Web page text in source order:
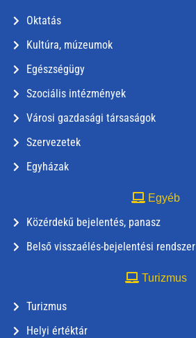
Oktatás
Kultúra, múzeumok
Egészségügy
Szociális intézmények
Városi gazdasági társaságok
Szervezetek
Egyházak
Egyéb
Közérdekű bejelentés, panasz
Belső visszaélés-bejelentési rendszer
Turizmus
Turizmus
Helyi értéktár